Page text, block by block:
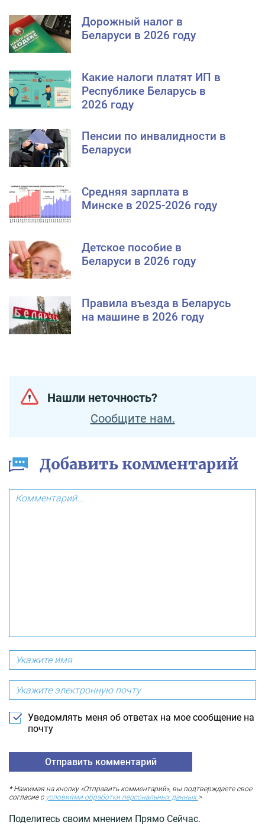
Дорожный налог в
Беларуси в 2026 году
Какие налоги платят ИП в
Республике Беларусь в
2026 году
Пенсии по инвалидности в
Беларуси
Средняя зарплата в
Минске в 2025-2026 году
Детское пособие в
Беларуси в 2026 году
Правила въезда в Беларусь
на машине в 2026 году
Нашли неточность?
Сообщите нам.
Добавить комментарий
Уведомлять меня об ответах на мое сообщение на
почту
* Нажимая на кнопку «Отправить комментарий», вы подтверждаете свое
согласие с условиями обработки персональных данных. >
Поделитесь своим мнением Прямо Сейчас.